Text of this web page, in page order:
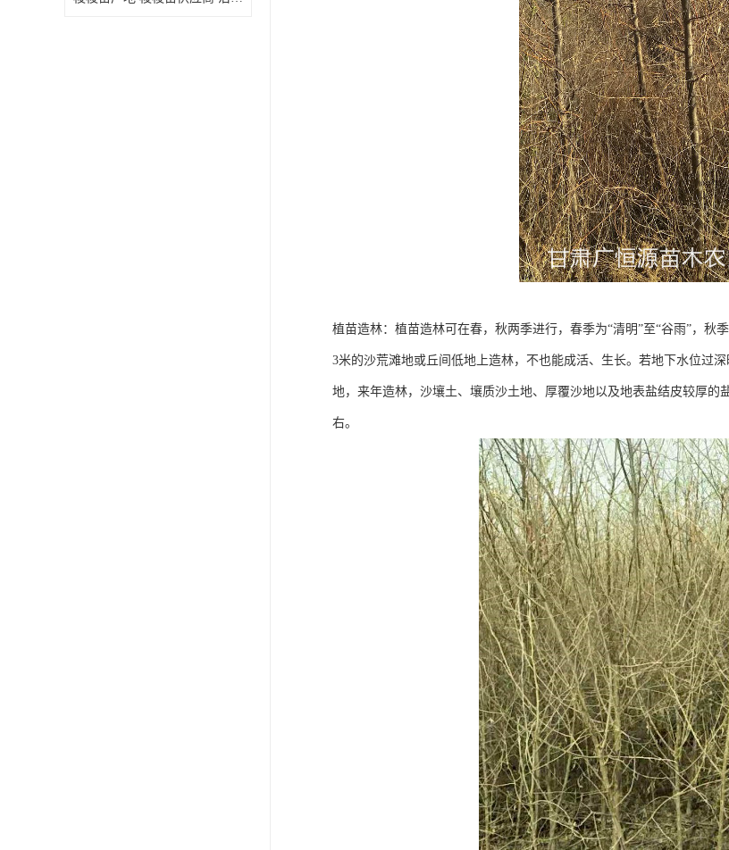
植苗造林：植苗造林可在春，秋两季进行，春季为“清明”至“谷雨”，秋
3米的沙荒滩地或丘间低地上造林，不也能成活、生长。若地下水位过
地，来年造林，沙壤土、壤质沙土地、厚覆沙地以及地表盐结皮较厚的
右。